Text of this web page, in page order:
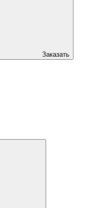
Заказать